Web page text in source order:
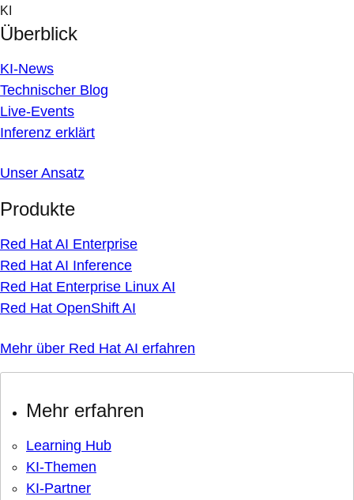
Skip
to
content
KI
Überblick
KI-News
Technischer Blog
Live-Events
Inferenz erklärt
Unser Ansatz
Produkte
Red Hat AI Enterprise
Red Hat AI Inference
Red Hat Enterprise Linux AI
Red Hat OpenShift AI
Mehr über Red Hat AI erfahren
Mehr erfahren
Learning Hub
KI-Themen
KI-Partner